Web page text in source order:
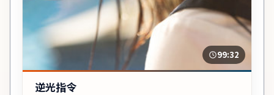
99:32
逆光指令